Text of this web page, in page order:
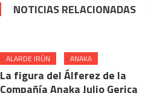
NOTICIAS RELACIONADAS
ALARDE IRÚN ANAKA
La figura del Álferez de la
Compañía Anaka Julio Gerica